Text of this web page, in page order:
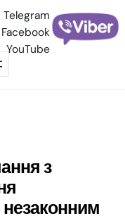
Telegram
Facebook
YouTube
з